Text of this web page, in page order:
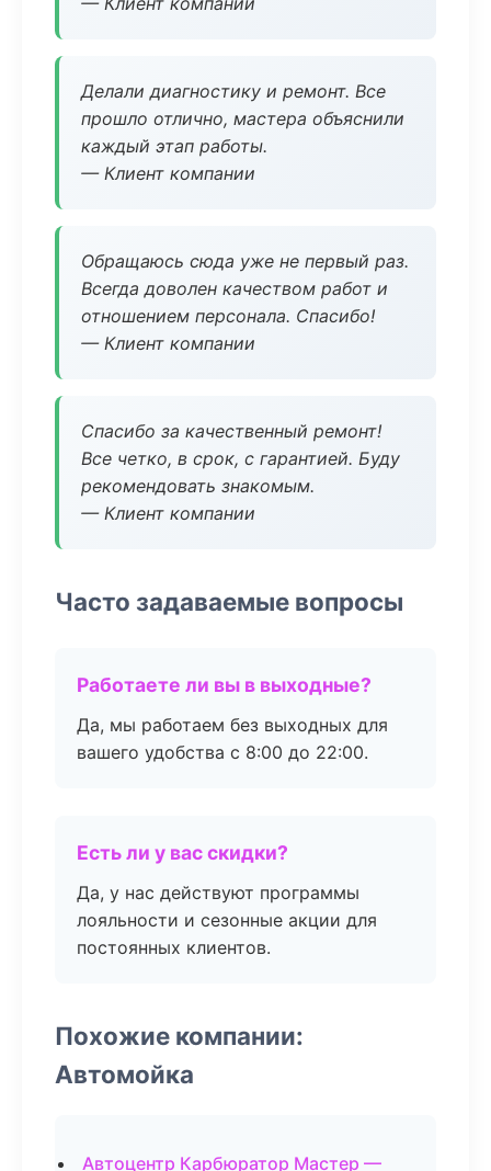
Делали диагностику и ремонт. Все
прошло отлично, мастера объяснили
каждый этап работы.
— Клиент компании
Обращаюсь сюда уже не первый раз.
Всегда доволен качеством работ и
отношением персонала. Спасибо!
— Клиент компании
Спасибо за качественный ремонт!
Все четко, в срок, с гарантией. Буду
рекомендовать знакомым.
— Клиент компании
Часто задаваемые вопросы
Работаете ли вы в выходные?
Да, мы работаем без выходных для
вашего удобства с 8:00 до 22:00.
Есть ли у вас скидки?
Да, у нас действуют программы
лояльности и сезонные акции для
постоянных клиентов.
Похожие компании:
Автомойка
Автоцентр Карбюратор Мастер —